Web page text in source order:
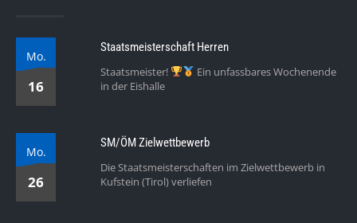
Mo.
16
Staatsmeisterschaft Herren
Staatsmeister!
Ein unfassbares Wochenende
in der Eishalle
Mo.
26
SM/ÖM Zielwettbewerb
Die Staatsmeisterschaften im Zielwettbewerb in
Kufstein (Tirol) verliefen